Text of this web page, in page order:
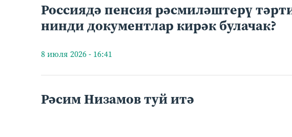
Россиядә пенсия рәсмиләштерү
нинди документлар кирәк булачак?
8 июля 2026 - 16:41
Рәсим Низамов туй итә